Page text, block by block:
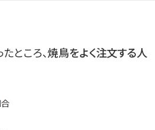
ところ、焼鳥をよく注文する人